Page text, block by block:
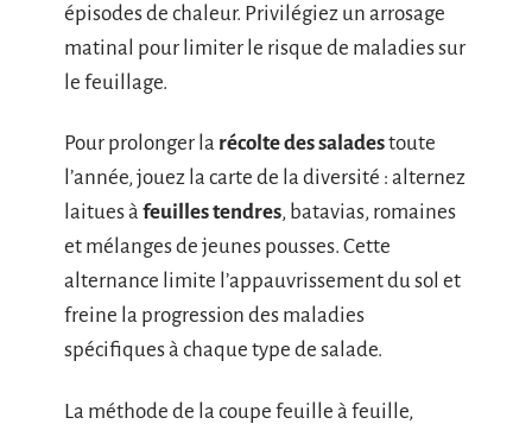
épisodes de chaleur. Privilégiez un arrosage
matinal pour limiter le risque de maladies sur
le feuillage.
Pour prolonger la récolte des saladestoute
l’année, jouez la carte de la diversité : alternez
laitues à feuilles tendres, batavias, romaines
et mélanges de jeunes pousses. Cette
alternance limite l’appauvrissement du sol et
freine la progression des maladies
spécifiques à chaque type de salade.
La méthode de la coupe feuille à feuille,